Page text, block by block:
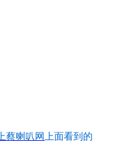
蔡喇叭网 上面看到的